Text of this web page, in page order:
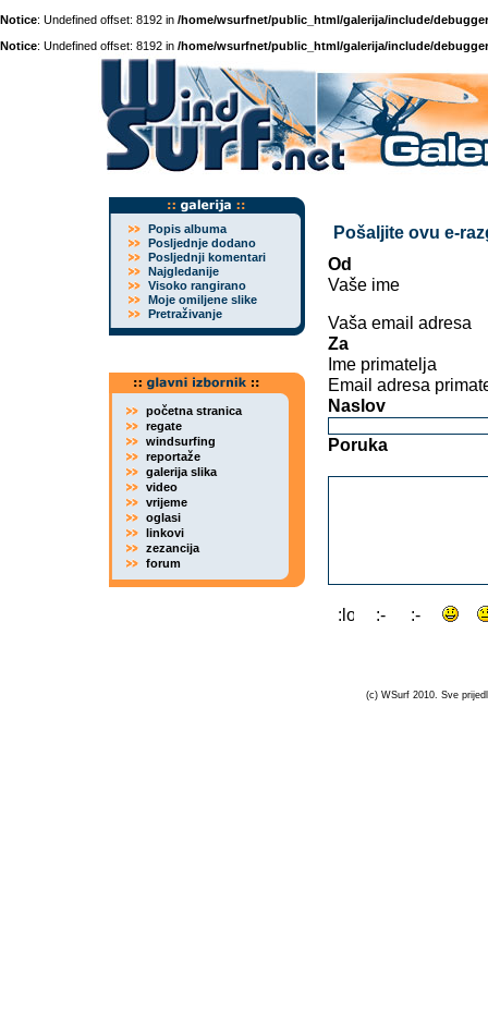
Notice: Undefined offset: 8192 in /home/wsurfnet/public_html/galerija/include/
Notice: Undefined offset: 8192 in /home/wsurfnet/public_html/galerija/include/
Popis albuma
Posljednje dodano
Posljednji komentari
Najgledanije
Visoko rangirano
Moje omiljene slike
Pretraživanje
početna stranica
regate
windsurfing
reportaže
galerija slika
video
vrijeme
oglasi
linkovi
zezancija
forum
Pošaljite ovu e-
Od
Vaše ime
Vaša email adresa
Za
Ime primatelja
Email adresa
Naslov
Poruka
(c) WSurf 2010. Sve